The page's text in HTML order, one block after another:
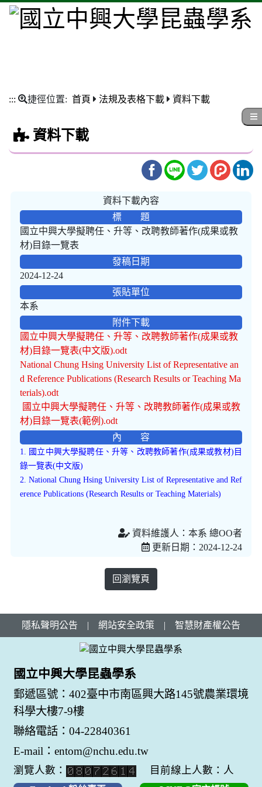
::: 捷徑位置: 首頁 法規及表格下載 資料下載
資料下載
資料下載內容
標 題
國立中興大學擬聘任、升等、改聘教師著作(成果或教
材)目錄一覽表
發稿日期
2024-12-24
張貼單位
本系
附件下載
國立中興大學擬聘任、升等、改聘教師著作(成果或教
材)目錄一覽表(中文版).odt
National Chung Hsing University List of Representative an
d Reference Publications (Research Results or Teaching Ma
terials).odt
國立中興大學擬聘任、升等、改聘教師著作(成果或教
材)目錄一覽表(範例).odt
內 容
1. 國立中興大學擬聘任、升等、改聘教師著作(成果或教材)目
錄一覽表(中文版)
2. National Chung Hsing University List of Representative and Ref
erence Publications (Research Results or Teaching Materials)
資料維護人：本系 總OO者
更新日期：2024-12-24
回瀏覽頁
隱私聲明公告 | 網站安全政策 | 智慧財產權公告
國立中興大學昆蟲學系
郵遞區號：402臺中市南區興大路145號農業環境
科學大樓7-9樓
聯絡電話：04-22840361
E-mail：entom@nchu.edu.tw
瀏覽人數： 目前線上人數：人